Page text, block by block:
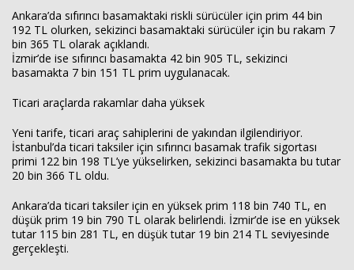
Ankara’da sıfırıncı basamaktaki riskli sürücüler için prim 44 bin
192 TL olurken, sekizinci basamaktaki sürücüler için bu rakam 7
bin 365 TL olarak açıklandı.
İzmir’de ise sıfırıncı basamakta 42 bin 905 TL, sekizinci
basamakta 7 bin 151 TL prim uygulanacak.
Ticari araçlarda rakamlar daha yüksek
Yeni tarife, ticari araç sahiplerini de yakından ilgilendiriyor.
İstanbul’da ticari taksiler için sıfırıncı basamak trafik sigortası
primi 122 bin 198 TL’ye yükselirken, sekizinci basamakta bu tutar
20 bin 366 TL oldu.
Ankara’da ticari taksiler için en yüksek prim 118 bin 740 TL, en
düşük prim 19 bin 790 TL olarak belirlendi. İzmir’de ise en yüksek
tutar 115 bin 281 TL, en düşük tutar 19 bin 214 TL seviyesinde
gerçekleşti.